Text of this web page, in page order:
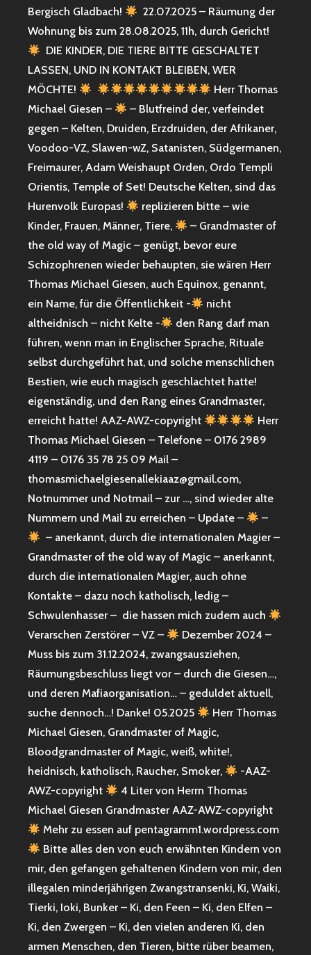
Bergisch Gladbach!
22.07.2025 – Räumung der
Wohnung bis zum 28.08.2025, 11h, durch Gericht!
DIE KINDER, DIE TIERE BITTE GESCHALTET
LASSEN, UND IN KONTAKT BLEIBEN, WER
MÖCHTE!
Herr Thomas
Michael Giesen –
– Blutfreind der, verfeindet
gegen – Kelten, Druiden, Erzdruiden, der Afrikaner,
Voodoo-VZ, Slawen-wZ, Satanisten, Südgermanen,
Freimaurer, Adam Weishaupt Orden, Ordo Templi
Orientis, Temple of Set! Deutsche Kelten, sind das
Hurenvolk Europas!
replizieren bitte – wie
Kinder, Frauen, Männer, Tiere,
– Grandmaster of
the old way of Magic – genügt, bevor eure
Schizophrenen wieder behaupten, sie wären Herr
Thomas Michael Giesen, auch Equinox, genannt,
ein Name, für die Öffentlichkeit -
nicht
altheidnisch – nicht Kelte -
den Rang darf man
führen, wenn man in Englischer Sprache, Rituale
selbst durchgeführt hat, und solche menschlichen
Bestien, wie euch magisch geschlachtet hatte!
eigenständig, und den Rang eines Grandmaster,
erreicht hatte! AAZ-AWZ-copyright
Herr
Thomas Michael Giesen – Telefone – 0176 2989
4119 – 0176 35 78 25 09 Mail –
thomasmichaelgiesenallekiaaz@gmail.com,
Notnummer und Notmail – zur …, sind wieder alte
Nummern und Mail zu erreichen – Update –
–
– anerkannt, durch die internationalen Magier –
Grandmaster of the old way of Magic – anerkannt,
durch die internationalen Magier, auch ohne
Kontakte – dazu noch katholisch, ledig –
Schwulenhasser – die hassen mich zudem auch
Verarschen Zerstörer – VZ –
Dezember 2024 –
Muss bis zum 31.12.2024, zwangsausziehen,
Räumungsbeschluss liegt vor – durch die Giesen…,
und deren Mafiaorganisation… – geduldet aktuell,
suche dennoch…! Danke! 05.2025
Herr Thomas
Michael Giesen, Grandmaster of Magic,
Bloodgrandmaster of Magic, weiß, white!,
heidnisch, katholisch, Raucher, Smoker,
-AAZ-
AWZ-copyright
4 Liter von Herrn Thomas
Michael Giesen Grandmaster AAZ-AWZ-copyright
Mehr zu essen auf pentagramm1.wordpress.com
Bitte alles den von euch erwähnten Kindern von
mir, den gefangen gehaltenen Kindern von mir, den
illegalen minderjährigen Zwangstransenki, Ki, Waiki,
Tierki, Ioki, Bunker – Ki, den Feen – Ki, den Elfen –
Ki, den Zwergen – Ki, den vielen anderen Ki, den
armen Menschen, den Tieren, bitte rüber beamen,